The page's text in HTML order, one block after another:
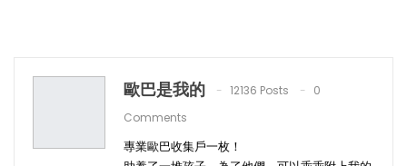
歐巴是我的 12136 Posts
0
Comments
專業歐巴收集戶一枚！